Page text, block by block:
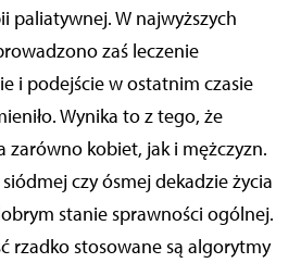
paliatywnej. W najwyższych
zaś leczenie
i podejście w ostatnim czasie
Wynika to z tego, że
zarówno kobiet, jak i mężczyzn.
czy ósmej dekadzie życia
stanie sprawności ogólnej.
rzadko stosowane są algorytmy